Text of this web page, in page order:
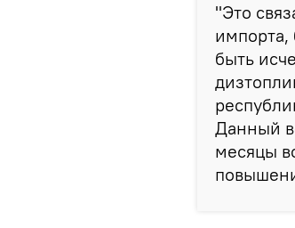
"Это
быть
Данный
месяцы